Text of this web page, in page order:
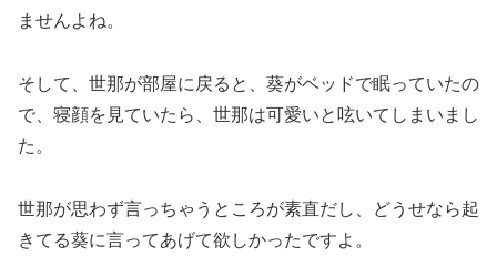
ませんよね。
そして、世那が部屋に戻ると、葵がベッドで眠っていたの
で、寝顔を見ていたら、世那は可愛いと呟いてしまいまし
た。
世那が思わず言っちゃうところが素直だし、どうせなら起
きてる葵に言ってあげて欲しかったですよ。